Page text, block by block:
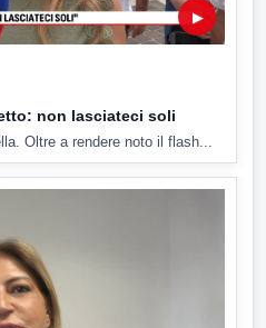
▶
non lasciateci soli
Oltre a rendere noto il flash...